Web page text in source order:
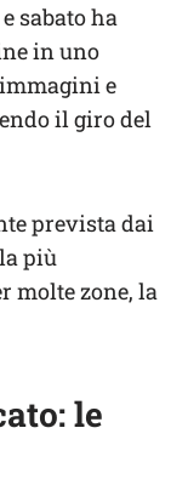
sabato ha
in uno
e
il giro del
prevista dai
più
molte zone, la
le